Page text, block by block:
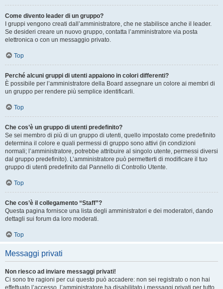
Come divento leader di un gruppo?
I gruppi vengono creati dall’amministratore, che ne stabilisce anche il leader.
Se desideri creare un nuovo gruppo, contatta l’amministratore via posta
elettronica o con un messaggio privato.
Top
Perché alcuni gruppi di utenti appaiono in colori differenti?
È possibile per l’amministratore della Board assegnare un colore ai membri di
un gruppo per rendere più semplice identificarli.
Top
Che cos’è un gruppo di utenti predefinito?
Se sei membro di più di un gruppo di utenti, quello impostato come predefinito
determina il colore e quali permessi di gruppo sono attivi (in condizioni
normali; l’amministratore, potrebbe attribuire al singolo utente, permessi diversi
dal gruppo predefinito). L’amministratore può permetterti di modificare il tuo
gruppo di utenti predefinito dal Pannello di Controllo Utente.
Top
Che cos’è il collegamento “Staff”?
Questa pagina fornisce una lista degli amministratori e dei moderatori, dando
dettagli sui forum da loro moderati.
Top
Messaggi privati
Non riesco ad inviare messaggi privati!
Ci sono tre ragioni per cui questo può accadere: non sei registrato o non hai
effettuato l’accesso, l’amministratore ha disabilitato i messaggi privati per tutto